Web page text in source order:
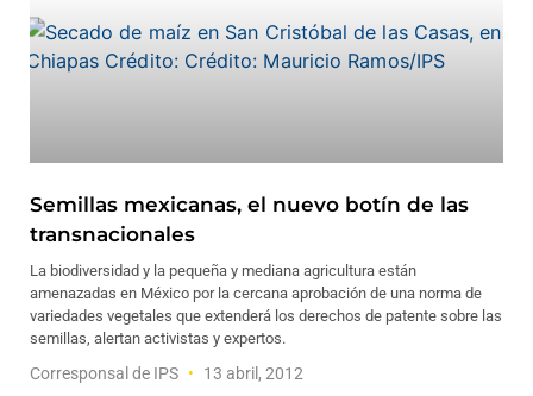
Semillas mexicanas, el nuevo botín de las
transnacionales
La biodiversidad y la pequeña y mediana agricultura están
amenazadas en México por la cercana aprobación de una norma de
variedades vegetales que extenderá los derechos de patente sobre las
semillas, alertan activistas y expertos.
Corresponsal de IPS 13 abril, 2012